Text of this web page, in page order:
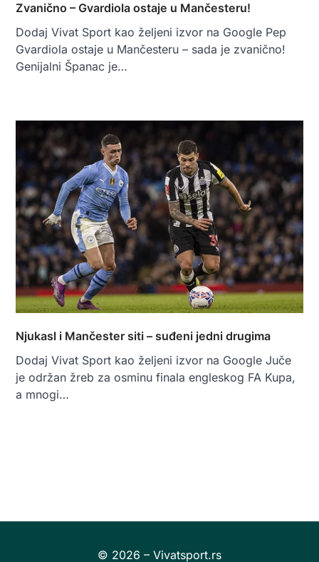
Zvanično – Gvardiola ostaje u Mančesteru!
Dodaj Vivat Sport kao željeni izvor na Google Pep
Gvardiola ostaje u Mančesteru – sada je zvanično!
Genijalni Španac je…
Njukasl i Mančester siti – suđeni jedni drugima
Dodaj Vivat Sport kao željeni izvor na Google Juče
je održan žreb za osminu finala engleskog FA Kupa,
a mnogi…